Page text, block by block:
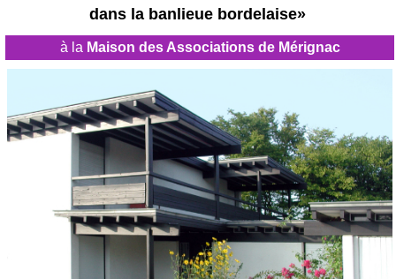
dans la banlieue bordelaise»
à la Maison des Associations de Mérignac